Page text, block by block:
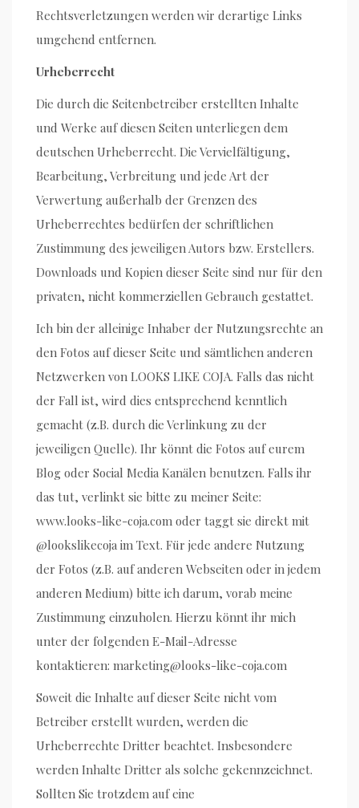
Rechtsverletzungen werden wir derartige Links
umgehend entfernen.
Urheberrecht
Die durch die Seitenbetreiber erstellten Inhalte
und Werke auf diesen Seiten unterliegen dem
deutschen Urheberrecht. Die Vervielfältigung,
Bearbeitung, Verbreitung und jede Art der
Verwertung außerhalb der Grenzen des
Urheberrechtes bedürfen der schriftlichen
Zustimmung des jeweiligen Autors bzw. Erstellers.
Downloads und Kopien dieser Seite sind nur für den
privaten, nicht kommerziellen Gebrauch gestattet.
Ich bin der alleinige Inhaber der Nutzungsrechte an
den Fotos auf dieser Seite und sämtlichen anderen
Netzwerken von LOOKS LIKE COJA. Falls das nicht
der Fall ist, wird dies entsprechend kenntlich
gemacht (z.B. durch die Verlinkung zu der
jeweiligen Quelle). Ihr könnt die Fotos auf eurem
Blog oder Social Media Kanälen benutzen. Falls ihr
das tut, verlinkt sie bitte zu meiner Seite:
www.looks-like-coja.com oder taggt sie direkt mit
@lookslikecoja im Text. Für jede andere Nutzung
der Fotos (z.B. auf anderen Webseiten oder in jedem
anderen Medium) bitte ich darum, vorab meine
Zustimmung einzuholen. Hierzu könnt ihr mich
unter der folgenden E-Mail-Adresse
kontaktieren: marketing@looks-like-coja.com
Soweit die Inhalte auf dieser Seite nicht vom
Betreiber erstellt wurden, werden die
Urheberrechte Dritter beachtet. Insbesondere
werden Inhalte Dritter als solche gekennzeichnet.
Sollten Sie trotzdem auf eine